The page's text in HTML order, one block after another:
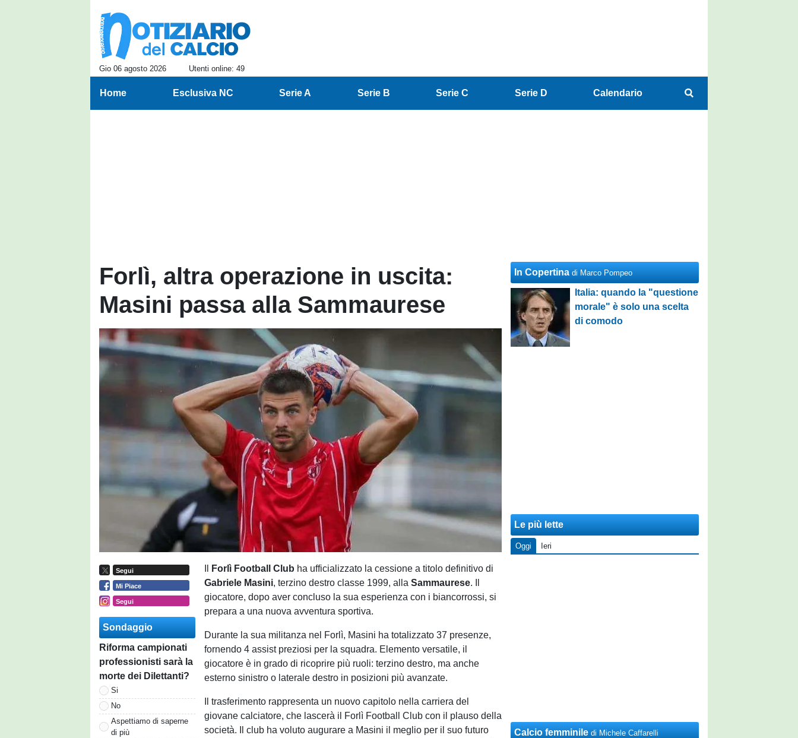
Gio 06 agosto 2026 Utenti online: 49
Home Esclusiva NC Serie A Serie B Serie C Serie D Calendario
Forlì, altra operazione in uscita:
Masini passa alla Sammaurese
Segui
Mi Piace
Segui
Sondaggio
Riforma campionati
professionisti sarà la
morte dei Dilettanti?
Si
No
Aspettiamo di saperne
di più
Forlì Football Club ha ufficializzato la cessione a titolo definitivo di
Gabriele Masini, terzino destro classe 1999, allaSammaurese. Il
giocatore, dopo aver concluso la sua esperienza con i biancorrossi, si
prepara a una nuova avventura sportiva.
Durante la sua militanza nel Forlì, Masini ha totalizzato 37 presenze,
fornendo 4 assist preziosi per la squadra. Elemento versatile, il
giocatore è in grado di ricoprire più ruoli: terzino destro, ma anche
esterno sinistro o laterale destro in posizioni più avanzate.
Il trasferimento rappresenta un nuovo capitolo nella carriera del
giovane calciatore, che lascerà il Forlì Football Club con il plauso della
società. Il club ha voluto augurare a Masini il meglio per il suo futuro
In Copertina di Marco Pompeo
Italia: quando la "questione
morale" è solo una scelta
di comodo
Le più lette
Oggi Ieri
Calcio femminile di Michele Caffarelli